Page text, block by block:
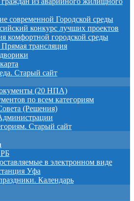
современной Городской среды
конкурс лучших проектов
комфортной городской среды
трансляция
Старый сайт
(20 НПА)
по всем категориям
(Решения)
Старый сайт
в электронном виде
Уфа
Календарь